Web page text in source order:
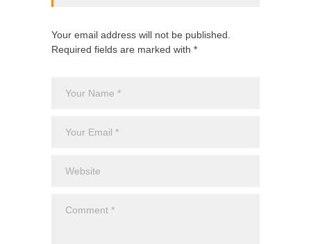
Your email address will not be published.
Required fields are marked with *